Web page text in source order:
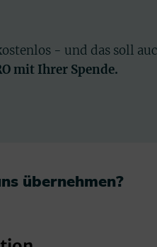
- und das soll
mit Ihrer Spende.
übernehmen?​